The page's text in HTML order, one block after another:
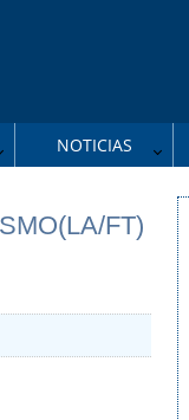
NOTICIAS
FT)